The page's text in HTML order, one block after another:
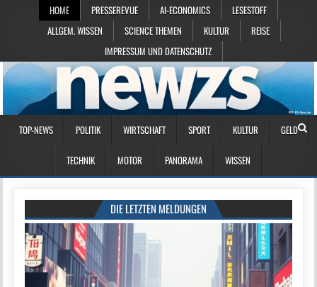
HOME PRESSEREVUE AI-ECONOMICS
LESESTOFF
ALLGEM. WISSEN
SCIENCE THEMEN KULTUR
REISE
IMPRESSUM UND DATENSCHUTZ
TOP-NEWS POLITIK WIRTSCHAFT SPORT KULTUR GELD
TECHNIK MOTOR PANORAMA WISSEN
DIE LETZTEN MELDUNGEN